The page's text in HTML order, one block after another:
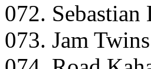
072.
073. Jаm